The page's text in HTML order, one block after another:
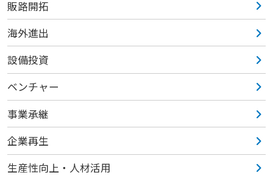
販路開拓
海外進出
設備投資
ベンチャー
事業承継
企業再生
生産性向上・人材活用